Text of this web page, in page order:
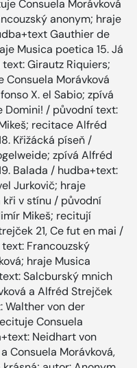
Consuela Morávková
anonym; hraje
Gauthier de
Musica poetica 15. Já
Girautz Riquiers;
Morávková
X. el Sabio; zpívá
Domini! / původní text:
recitace Alfréd
Křižácká píseň /
zpívá Alfréd
Balada / hudba+text:
Jurkovič; hraje
kři v stínu / původní
Mikeš; recitují
21, Ce fut en mai /
Francouzský
hraje Musica
Salcburský mnich
a Alfréd Strejček
Walther von der
Consuela
Neidhart von
Consuela Morávková,